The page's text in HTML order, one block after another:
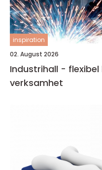
inspiration
02. August 2026
Industrihall -
verksamhet